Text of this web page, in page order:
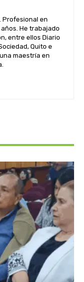
Profesional en
He trabajado
entre ellos Diario
Quito e
maestría en